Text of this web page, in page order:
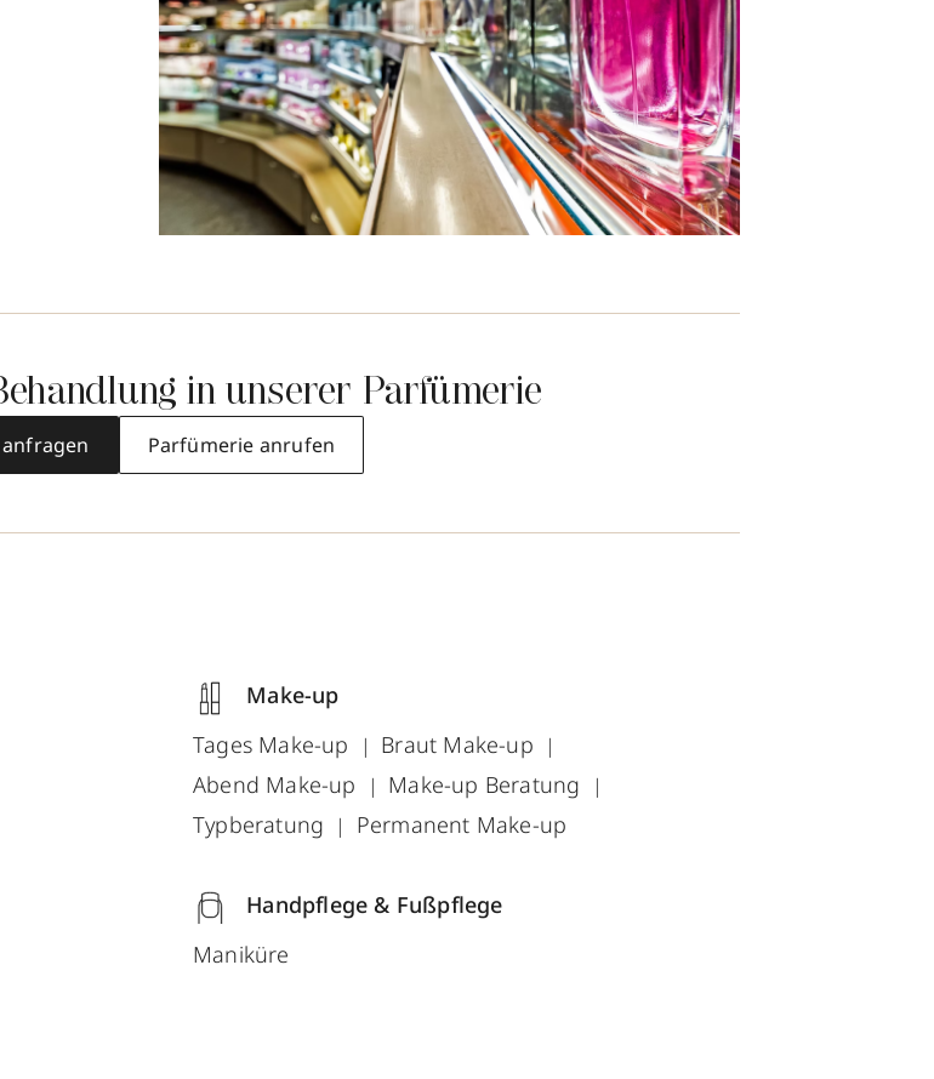
in unserer Parfümerie
Parfümerie anrufen
Make-up
Tages Make-up
Braut Make-up
Abend Make-up
Make-up Beratung
Typberatung
Permanent Make-up
Handpflege & Fußpflege
Maniküre